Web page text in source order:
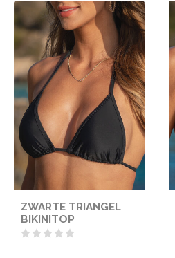
ZWARTE TRIANGEL
BIKINITOP